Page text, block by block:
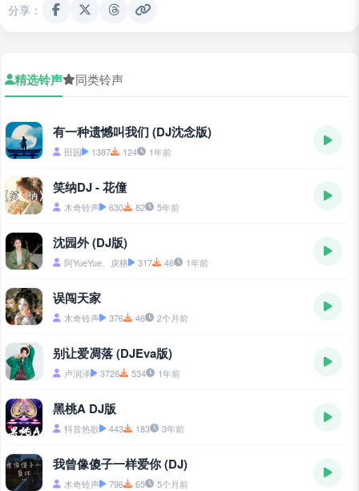
分享：
精选铃声 同类铃声
有一种遗憾叫我们 (DJ沈念版)
田园 1387 124 1年前
笑纳DJ - 花僮
木奇铃声 630 82 5年前
沈园外 (DJ版)
阿YueYue、戾格 317 46 1年前
误闯天家
木奇铃声 376 46 2个月前
别让爱凋落 (DJEva版)
卢润泽 3726 534 1年前
黑桃A DJ版
抖音热歌 443 183 3年前
我曾像傻子一样爱你 (DJ)
木奇铃声 796 65 5个月前